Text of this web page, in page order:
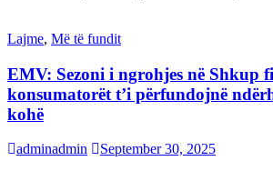
Lajme, Më të fundit
EMV: Sezoni i ngrohjes në Shkup
konsumatorët t’i përfundojnë
kohë
adminadmin
September 30, 2025